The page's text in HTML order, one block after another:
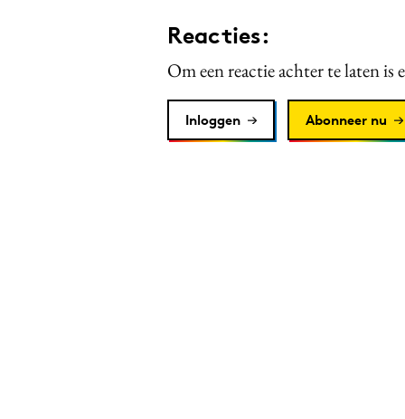
Reacties:
Om een reactie achter te laten is
Inloggen Abonneer nu